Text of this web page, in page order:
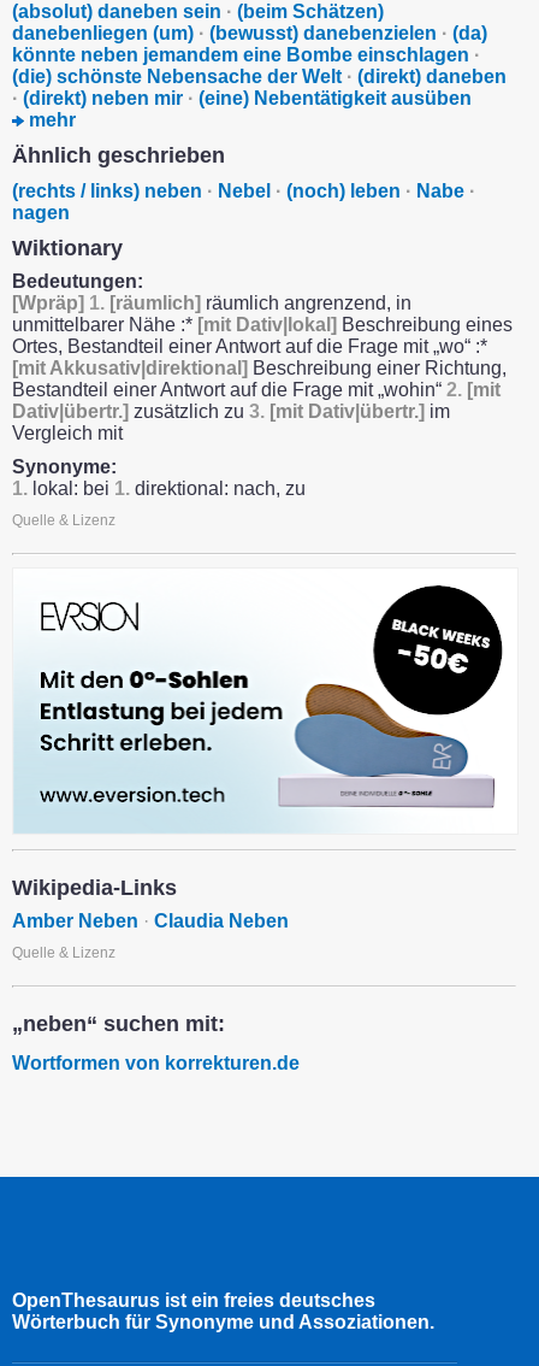
(absolut) daneben sein · (beim Schätzen)
danebenliegen (um) · (bewusst) danebenzielen · (da)
könnte neben jemandem eine Bombe einschlagen ·
(die) schönste Nebensache der Welt · (direkt) daneben
· (direkt) neben mir · (eine) Nebentätigkeit ausüben
mehr
Ähnlich geschrieben
(rechts / links) neben · Nebel · (noch) leben · Nabe ·
nagen
Wiktionary
Bedeutungen:
[Wpräp] 1. [räumlich] räumlich angrenzend, in
unmittelbarer Nähe :* [mit Dativ|lokal] Beschreibung eines
Ortes, Bestandteil einer Antwort auf die Frage mit „wo“ :*
[mit Akkusativ|direktional] Beschreibung einer Richtung,
Bestandteil einer Antwort auf die Frage mit „wohin“ 2. [mit
Dativ|übertr.] zusätzlich zu 3. [mit Dativ|übertr.] im
Vergleich mit
Synonyme:
1. lokal: bei 1. direktional: nach, zu
Quelle & Lizenz
Wikipedia-Links
Amber Neben · Claudia Neben
Quelle & Lizenz
„neben“ suchen mit:
Wortformen von korrekturen.de
OpenThesaurus ist ein freies deutsches
Wörterbuch für Synonyme und Assoziationen.